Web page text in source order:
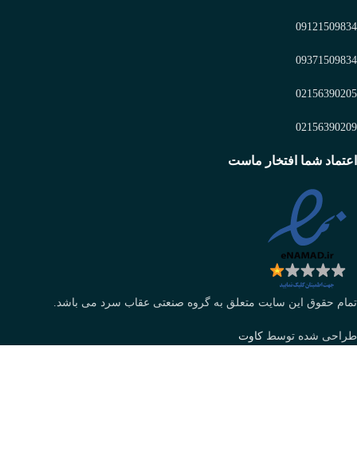
09121509834
09371509834
02156390205
02156390209
اعتماد شما افتخار ماست
تمام حقوق این سایت متعلق به گروه صنعتی عقاب سرد می باشد.
طراحی شده توسط کاوت